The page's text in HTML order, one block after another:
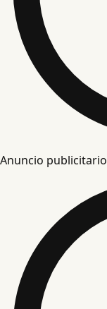
Anuncio publicitario